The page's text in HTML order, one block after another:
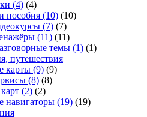
(4) (4)
пособия (10) (10)
(7) (7)
(11) (11)
темы (1) (1)
путешествия
карты (9) (9)
(8) (8)
(2) (2)
навигаторы (19) (19)